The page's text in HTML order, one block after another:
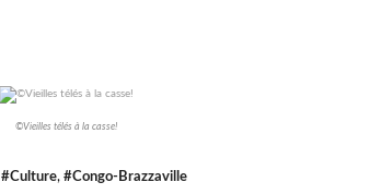
©Vieilles télés à la casse!
#Culture, #Congo-Brazzaville